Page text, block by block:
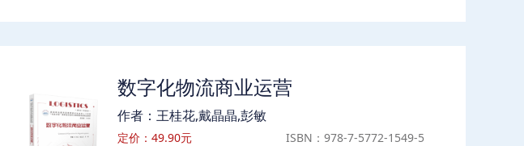
动案例导入正文，章末附有小结、思考与练习题。本书可作为高等
院校会计学、财务管理等专业会计学基础课程的教材，企业管理人
员和希望了解会计学基础知识的人员也可以本书作为学习资料。
数字化物流商业运营
作者：王桂花,戴晶晶,彭敏
定价：49.90元
ISBN：978-7-5772-1549-5